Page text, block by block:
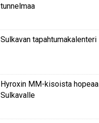
tunnelmaa
Sulkavan tapahtumakalenteri
Hyroxin MM-kisoista hopeaa
Sulkavalle